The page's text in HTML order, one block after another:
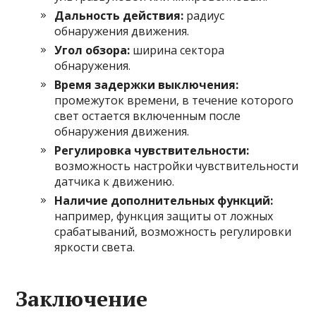
Дальность действия: радиус
обнаружения движения.
Угол обзора: ширина сектора
обнаружения.
Время задержки выключения:
промежуток времени, в течение которого
свет остается включенным после
обнаружения движения.
Регулировка чувствительности:
возможность настройки чувствительности
датчика к движению.
Наличие дополнительных функций:
например, функция защиты от ложных
срабатываний, возможность регулировки
яркости света.
Заключение